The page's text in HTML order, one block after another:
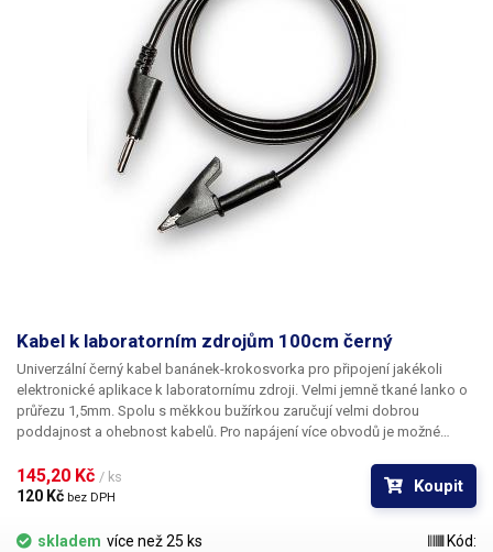
Kabel k laboratorním zdrojům 100cm černý
Univerzální černý kabel banánek-krokosvorka pro připojení jakékoli
elektronické aplikace k laboratornímu zdroji. Velmi jemně tkané lanko o
průřezu 1,5mm. Spolu s měkkou bužírkou zaručují velmi dobrou
poddajnost a ohebnost kabelů. Pro napájení více obvodů je možné
několika barevných provedeních pro rozlišení polarity: červená, černá,
modrá, žlutá, zelená.
145,20 Kč / ks
120 Kč bez DPH
Koupit
skladem více než 25 ks
Kód: